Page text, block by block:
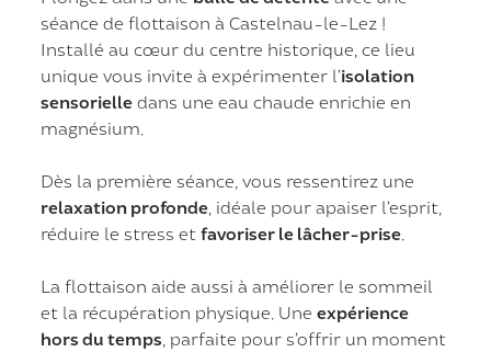
séance de flottaison à Castelnau-le-Lez !
Installé au cœur du centre historique, ce lieu
unique vous invite à expérimenter l’isolation
sensorielle dans une eau chaude enrichie en
magnésium.
Dès la première séance, vous ressentirez une
relaxation profonde , idéale pour apaiser l’esprit,
réduire le stress etfavoriser le lâcher-prise
La flottaison aide aussi à améliorer le sommeil
et la récupération physique. Uneexpérience
hors du temps , parfaite pour s’offrir un moment